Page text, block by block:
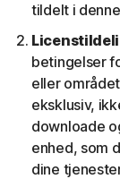
tildelt i denne
betingelser
eller
eksklusiv,
downloade
enhed, som
dine